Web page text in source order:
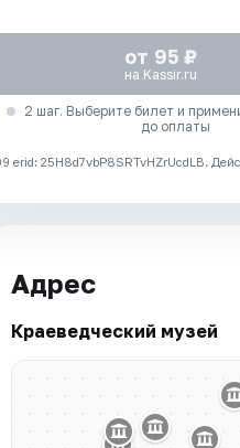
от 95 ₽
на Kassir.ru
2 шаг. Выберите билет и
до оплаты
25H8d7vbP8SRTvHZrUcdLB.
Адрес
Краеведческий музей